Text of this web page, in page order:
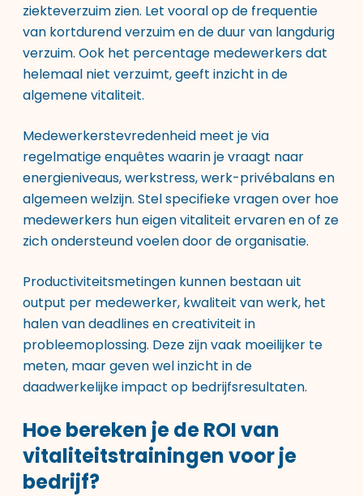
ziekteverzuim zien. Let vooral op de frequentie
van kortdurend verzuim en de duur van langdurig
verzuim. Ook het percentage medewerkers dat
helemaal niet verzuimt, geeft inzicht in de
algemene vitaliteit.
Medewerkerstevredenheid meet je via
regelmatige enquêtes waarin je vraagt naar
energieniveaus, werkstress, werk-privébalans en
algemeen welzijn. Stel specifieke vragen over hoe
medewerkers hun eigen vitaliteit ervaren en of ze
zich ondersteund voelen door de organisatie.
Productiviteitsmetingen kunnen bestaan uit
output per medewerker, kwaliteit van werk, het
halen van deadlines en creativiteit in
probleemoplossing. Deze zijn vaak moeilijker te
meten, maar geven wel inzicht in de
daadwerkelijke impact op bedrijfsresultaten.
Hoe bereken je de ROI van
vitaliteitstrainingen voor je
bedrijf?